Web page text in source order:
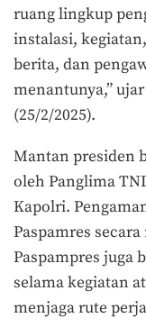
ruang lingkup
instalasi,
berita, dan
menantunya,”
(25/2/2025).
Mantan presiden
oleh Panglima
Kapolri.
Paspamres
Paspampres juga
selama kegiatan
menjaga rute